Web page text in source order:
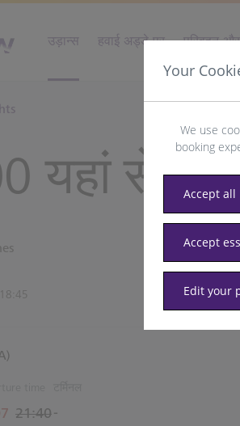
उड़ान्स हवाई अड्डे पर परिवहन और
यहां से
समयसमय
21:40-
Your
We use
booking
Accept all
Accept
Edit your